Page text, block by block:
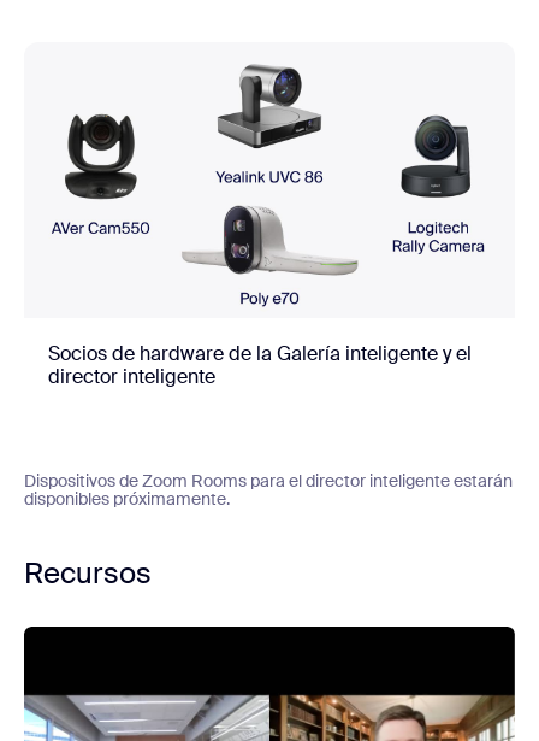
Socios de hardware de la Galería inteligente y el
director inteligente
Dispositivos de Zoom Rooms para el director inteligente estarán
disponibles próximamente.
Recursos